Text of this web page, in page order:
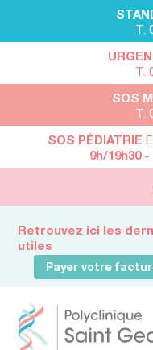
T.
T.
SOS
T.
SOS PÉDIATRIE
9h/19h30 -
Retrouvez ici les
utiles
Payer votre